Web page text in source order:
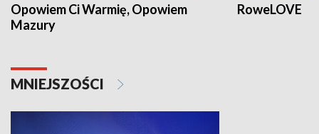
Opowiem Ci Warmię, Opowiem
Mazury
RoweLOVE
MNIEJSZOŚCI